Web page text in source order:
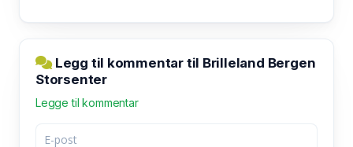
Legg til kommentar til Brilleland Bergen
Storsenter
Legge til kommentar